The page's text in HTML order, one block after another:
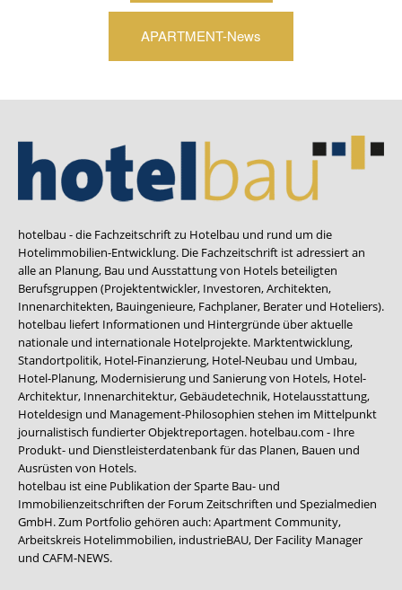
APARTMENT-News
hotelbau - die Fachzeitschrift zu Hotelbau und rund um die
Hotelimmobilien-Entwicklung. Die Fachzeitschrift ist adressiert an
alle an Planung, Bau und Ausstattung von Hotels beteiligten
Berufsgruppen (Projektentwickler, Investoren, Architekten,
Innenarchitekten, Bauingenieure, Fachplaner, Berater und Hoteliers).
hotelbau liefert Informationen und Hintergründe über aktuelle
nationale und internationale Hotelprojekte. Marktentwicklung,
Standortpolitik, Hotel-Finanzierung, Hotel-Neubau und Umbau,
Hotel-Planung, Modernisierung und Sanierung von Hotels, Hotel-
Architektur, Innenarchitektur, Gebäudetechnik, Hotelausstattung,
Hoteldesign und Management-Philosophien stehen im Mittelpunkt
journalistisch fundierter Objektreportagen. hotelbau.com - Ihre
Produkt- und Dienstleisterdatenbank für das Planen, Bauen und
Ausrüsten von Hotels.
hotelbau ist eine Publikation der Sparte Bau- und
Immobilienzeitschriften der Forum Zeitschriften und Spezialmedien
GmbH. Zum Portfolio gehören auch:Apartment Community,
Arbeitskreis Hotelimmobilien, industrieBAU, Der Facility Manager
und CAFM-NEWS.